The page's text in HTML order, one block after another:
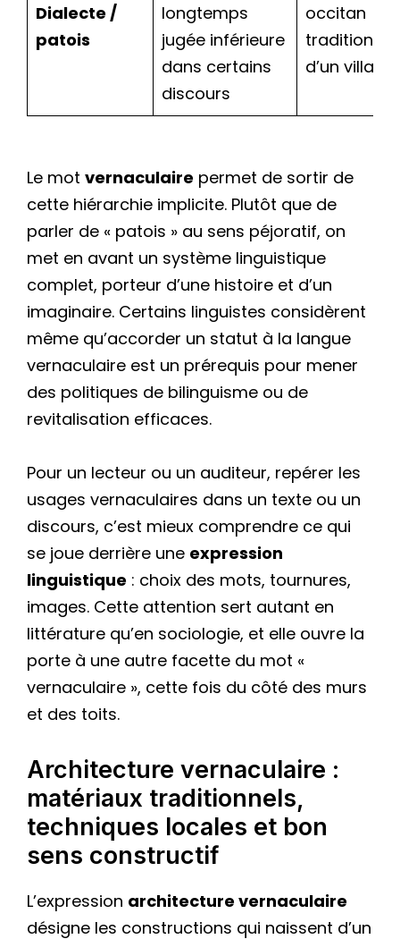
Dialecte /
patois
longtemps
jugée inférieure
dans certains
discours
occitan
traditionnel
d’un village
Le mot vernaculaire permet de sortir de
cette hiérarchie implicite. Plutôt que de
parler de « patois » au sens péjoratif, on
met en avant un système linguistique
complet, porteur d’une histoire et d’un
imaginaire. Certains linguistes considèrent
même qu’accorder un statut à la langue
vernaculaire est un prérequis pour mener
des politiques de bilinguisme ou de
revitalisation efficaces.
Pour un lecteur ou un auditeur, repérer les
usages vernaculaires dans un texte ou un
discours, c’est mieux comprendre ce qui
se joue derrière une expression
linguistique : choix des mots, tournures,
images. Cette attention sert autant en
littérature qu’en sociologie, et elle ouvre la
porte à une autre facette du mot «
vernaculaire », cette fois du côté des murs
et des toits.
Architecture vernaculaire :
matériaux traditionnels,
techniques locales et bon
sens constructif
L’expression architecture vernaculaire
désigne les constructions qui naissent d’un